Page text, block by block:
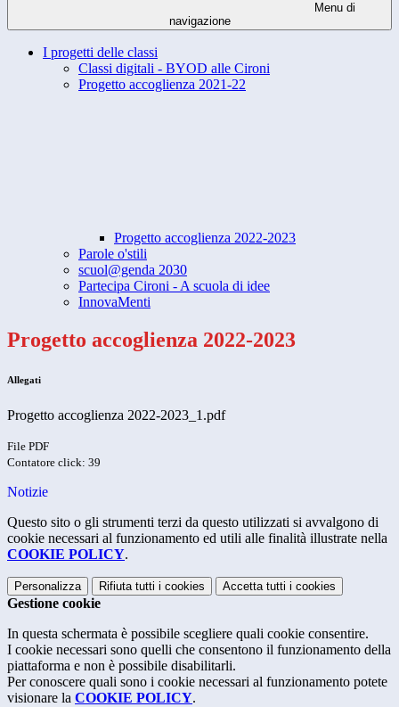
Menu di
navigazione
I progetti delle classi
Classi digitali - BYOD alle Cironi
Progetto accoglienza 2021-22
Progetto accoglienza 2022-2023
Parole o'stili
scuol@genda 2030
Partecipa Cironi - A scuola di idee
InnovaMenti
Progetto accoglienza 2022-2023
Allegati
Progetto accoglienza 2022-2023_1.pdf
File PDF
Contatore click: 39
Notizie
Questo sito o gli strumenti terzi da questo utilizzati si avvalgono di
cookie necessari al funzionamento ed utili alle finalità illustrate nella
COOKIE POLICY.
Personalizza Rifiuta tutti i cookies Accetta tutti i cookies
Gestione cookie
In questa schermata è possibile scegliere quali cookie consentire.
I cookie necessari sono quelli che consentono il funzionamento della
piattaforma e non è possibile disabilitarli.
Per conoscere quali sono i cookie necessari al funzionamento potete
visionare la COOKIE POLICY.